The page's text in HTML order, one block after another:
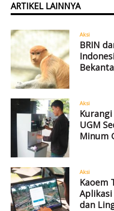
ARTIKEL LAINNYA
Aksi
BRIN
Aksi
UGM
Minum
Aksi
Kaoem
dan